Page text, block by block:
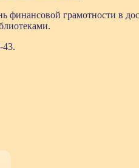
финансовой грамотности в
43.